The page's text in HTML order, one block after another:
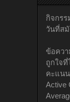
กิจกรร
วันที่ส
ข้อควา
ถูกใจที่
คะแนน
Active